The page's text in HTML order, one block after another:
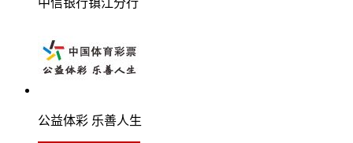
公益体彩 乐善人生